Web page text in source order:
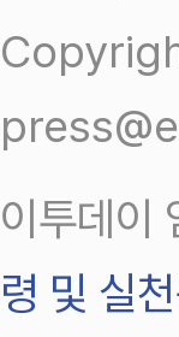
이투데이
령 및 실